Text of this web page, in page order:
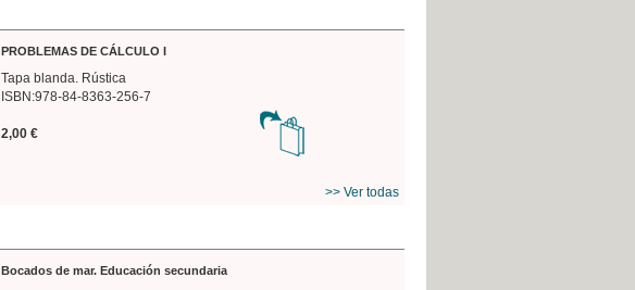
PROBLEMAS DE CÁLCULO I
Tapa blanda. Rústica
ISBN:978-84-8363-256-7
2,00 €
>> Ver todas
Bocados de mar. Educación secundaria